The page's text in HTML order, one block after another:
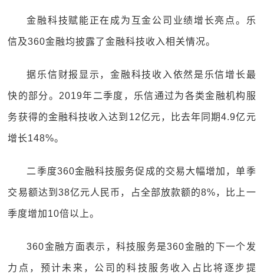
金融科技赋能正在成为互金公司业绩增长亮点。乐
信及360金融均披露了金融科技收入相关情况。
据乐信财报显示，金融科技收入依然是乐信增长最
快的部分。2019年二季度，乐信通过为各类金融机构服
务获得的金融科技收入达到12亿元，比去年同期4.9亿元
增长148%。
二季度360金融科技服务促成的交易大幅增加，单季
交易额达到38亿元人民币，占全部放款额的8%，比上一
季度增加10倍以上。
360金融方面表示，科技服务是360金融的下一个发
力点，预计未来，公司的科技服务收入占比将逐步提